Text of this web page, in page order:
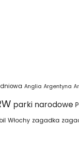
Anglia Argentyna
parki narodowe
Włochy zagadka